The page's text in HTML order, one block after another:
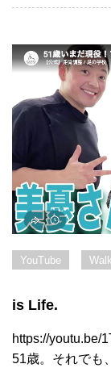
YouTube
is Life.
https://youtu.be/
51歳。それでも